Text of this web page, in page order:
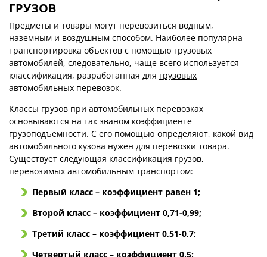
ГРУЗОВ
Предметы и товары могут перевозиться водным,
наземным и воздушным способом. Наиболее популярна
транспортировка объектов с помощью грузовых
автомобилей, следовательно, чаще всего используется
классификация, разработанная для грузовых
автомобильных перевозок.
Классы грузов при автомобильных перевозках
основываются на так званом коэффициенте
грузоподъемности. С его помощью определяют, какой вид
автомобильного кузова нужен для перевозки товара.
Существует следующая классификация грузов,
перевозимых автомобильным транспортом:
Первый класс – коэффициент равен 1;
Второй класс – коэффициент 0,71-0,99;
Третий класс – коэффициент 0,51-0,7;
Четвертый класс – коэффициент 0,5;